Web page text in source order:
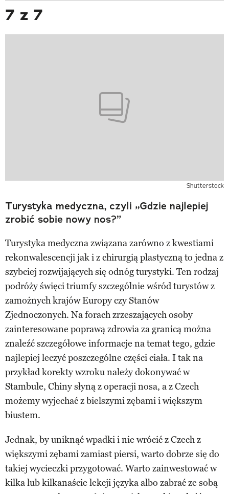
7 z 7
Shutterstock
Turystyka medyczna, czyli „Gdzie najlepiej
zrobić sobie nowy nos?”
Turystyka medyczna związana zarówno z kwestiami
rekonwalescencji jak i z chirurgią plastyczną to jedna z
szybciej rozwijających się odnóg turystyki. Ten rodzaj
podróży święci triumfy szczególnie wśród turystów z
zamożnych krajów Europy czy Stanów
Zjednoczonych. Na forach zrzeszających osoby
zainteresowane poprawą zdrowia za granicą można
znaleźć szczegółowe informacje na temat tego, gdzie
najlepiej leczyć poszczególne części ciała. I tak na
przykład korekty wzroku należy dokonywać w
Stambule, Chiny słyną z operacji nosa, a z Czech
możemy wyjechać z bielszymi zębami i większym
biustem.
Jednak, by uniknąć wpadki i nie wrócić z Czech z
większymi zębami zamiast piersi, warto dobrze się do
takiej wycieczki przygotować. Warto zainwestować w
kilka lub kilkanaście lekcji języka albo zabrać ze sobą